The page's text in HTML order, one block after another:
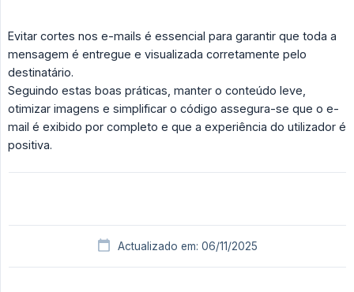
Evitar cortes nos e-mails é essencial para garantir que toda a
mensagem é entregue e visualizada corretamente pelo
destinatário.
Seguindo estas boas práticas, manter o conteúdo leve,
otimizar imagens e simplificar o código assegura-se que o e-
mail é exibido por completo e que a experiência do utilizador é
positiva.
Actualizado em: 06/11/2025